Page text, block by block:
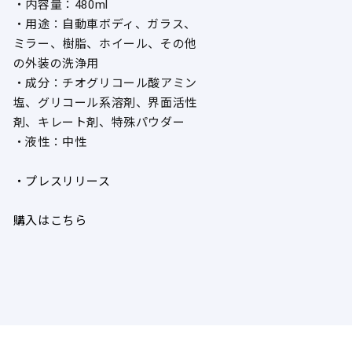
・内容量：480ml
・用途：自動車ボディ、ガラス、
ミラー、樹脂、ホイール、その他
の外装の洗浄用
・成分：チオグリコール酸アミン
塩、グリコール系溶剤、界面活性
剤、キレート剤、特殊パウダー
・液性：中性
・プレスリリース
購入はこちら